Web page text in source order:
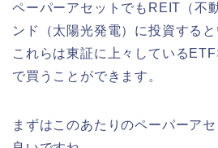
ペーパーアセットでもREIT（不
ンド（太陽光発電）に投資すると
これらは東証に上々している
で買うことができます。
まずはこのあたりのペーパーア